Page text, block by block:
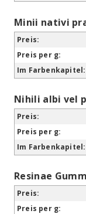
Minii nativi
Nihili albi vel
Resinae